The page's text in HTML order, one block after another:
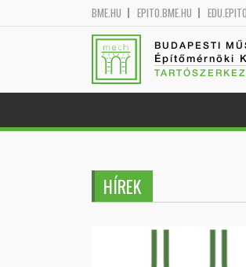
BME.HU EPITO.BME.HU
BUDAPESTI
Építőmérnöki
HÍREK